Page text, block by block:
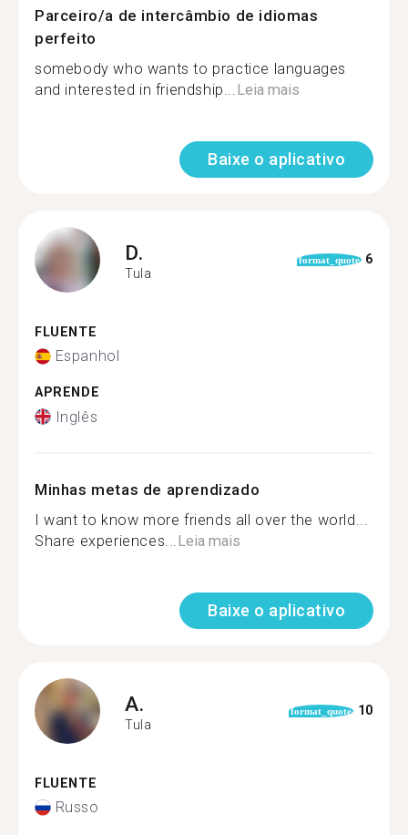
Parceiro/a de intercâmbio de idiomas
perfeito
somebody who wants to practice languages
and interested in friendship... Leia mais
Baixe o aplicativo
D.
Tula
format_quote 6
FLUENTE
Espanhol
APRENDE
Inglês
Minhas metas de aprendizado
I want to know more friends all over the world...
Share experiences... Leia mais
Baixe o aplicativo
A.
Tula
format_quote 10
FLUENTE
Russo